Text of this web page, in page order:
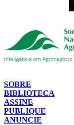
SOBRE
BIBLIOTECA
ASSINE
PUBLIQUE
ANUNCIE